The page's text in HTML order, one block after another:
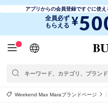
アプリからの会員登録ですぐに使え
全員必ず
もらえる ¥
日本語
English
简体中文
繁體中文
Weekend Max Maraブランドページ